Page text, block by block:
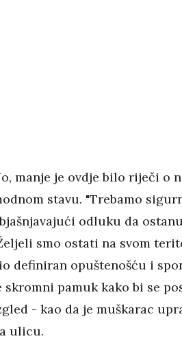
manje je ovdje bilo riječi o
stavu. "Trebamo
odluku da
smo ostati na svom
definiran opuštenošću i
skromni pamuk kako bi se
- kao da je muškarac
ulicu.